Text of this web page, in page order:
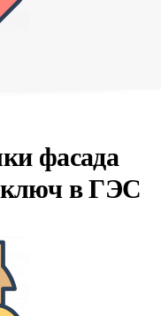
фасада
ключ в ГЭС